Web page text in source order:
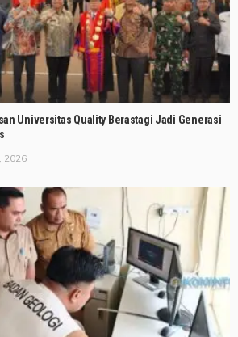
Universitas Quality Berastagi Jadi Generasi
2026